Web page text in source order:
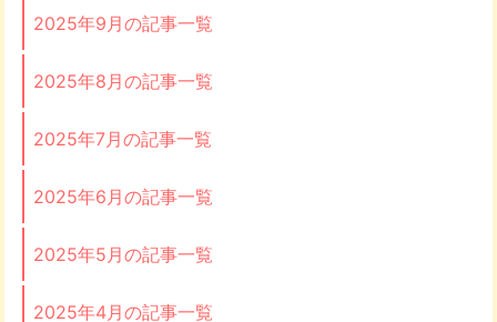
2025年9月の記事一覧
2025年8月の記事一覧
2025年7月の記事一覧
2025年6月の記事一覧
2025年5月の記事一覧
2025年4月の記事一覧